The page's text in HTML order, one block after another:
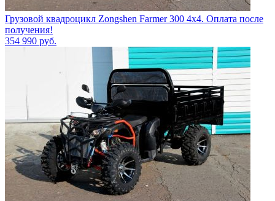
Грузовой квадроцикл Zongshen Farmer 300 4х4. Оплата после
получения!
354 990 руб.